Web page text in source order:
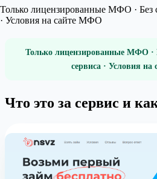
Только лицензированные МФО · Без
· Условия на сайте МФО
Только лицензированные МФО ·
сервиса · Условия
Что это за сервис и